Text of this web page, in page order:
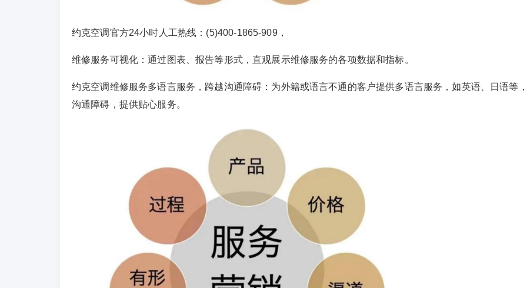
约克空调官方24小时人工热线：(5)400-1865-909，
维修服务可视化：通过图表、报告等形式，直观展示维修服务的各项数据和指标。
约克空调维修服务多语言服务，跨越沟通障碍：为外籍或语言不通的客户提供多语言服务，如英语、日语等
沟通障碍，提供贴心服务。
碧清网 @ 碧清网